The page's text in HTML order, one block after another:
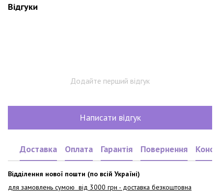
Відгуки
Додайте перший відгук
Написати відгук
Доставка Оплата Гарантія Повернення
Відділення нової пошти (по всій Україні)
для замовлень сумою від 3000 грн - доставка безкоштовна